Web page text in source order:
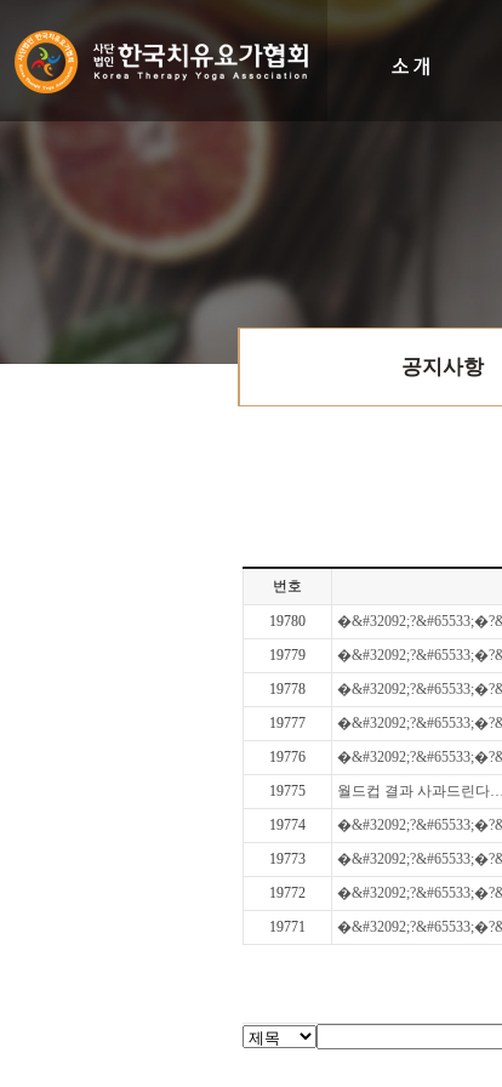
공지사항
번호
19780
19779
19778
19777
19776
19775
월드컵 결과 사과드린다…
19774
19773
19772
19771